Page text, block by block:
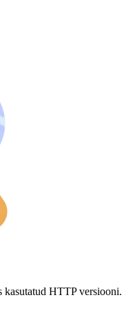
kasutatud HTTP versiooni.